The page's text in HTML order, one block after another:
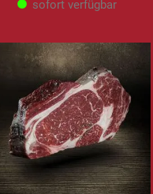
sofort verfügbar